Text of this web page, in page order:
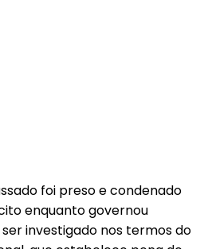
foi preso e condenado
enquanto governou
investigado nos termos do